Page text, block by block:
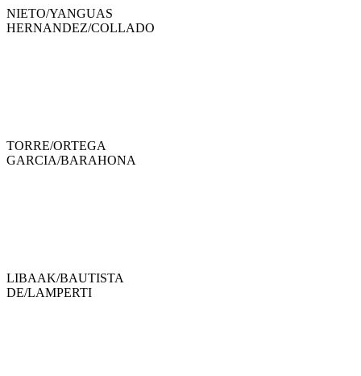
NIETO/YANGUAS
HERNANDEZ/COLLADO
TORRE/ORTEGA
GARCIA/BARAHONA
LIBAAK/BAUTISTA
DE/LAMPERTI